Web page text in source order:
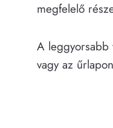
megfelelő
A leggyorsabb
vagy az